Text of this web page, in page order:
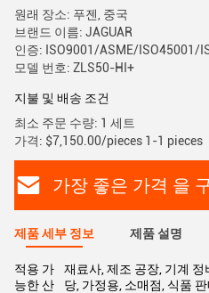
원래 장소: 푸젠, 중국
브랜드 이름: JAGUAR
인증: ISO9001/ASME/ISO45001/
모델 번호: ZLS50-HI+
지불 및 배송 조건
최소 주문 수량: 1 세트
가격: $7,150.00/pieces 1-1 pieces
가장 좋은 가격 을
제품 세부 정보 제품 설명
적용 가
능한 산
재료사, 제조 공장, 기계 정
당, 가정용, 소매점, 식품